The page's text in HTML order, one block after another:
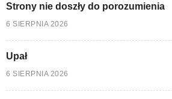
Strony nie doszły do porozumienia
6 SIERPNIA 2026
Upał
6 SIERPNIA 2026